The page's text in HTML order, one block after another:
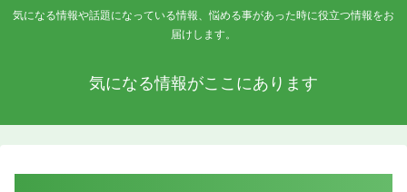
気になる情報や話題になっている情報、悩める事があった時に役立つ情報をお
届けします。
気になる情報がここにあります